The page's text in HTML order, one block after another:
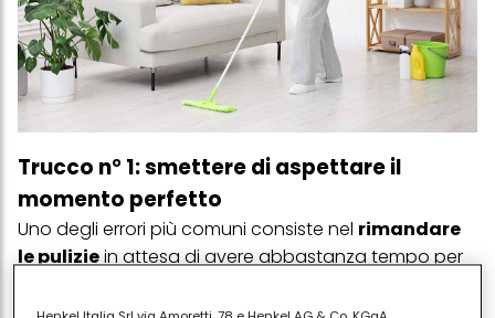
Trucco n° 1: smettere di aspettare il
momento perfetto
Uno degli errori più comuni consiste nel rimandare
le puliziein attesa di avere abbastanza tempo per
arriva mai.